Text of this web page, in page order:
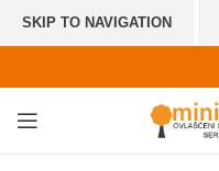
SKIP TO NAVIGATION